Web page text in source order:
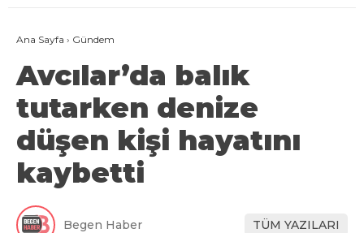
Ana Sayfa › Gündem
Avcılar’da balık
tutarken denize
düşen kişi hayatını
kaybetti
Begen Haber TÜM YAZILARI